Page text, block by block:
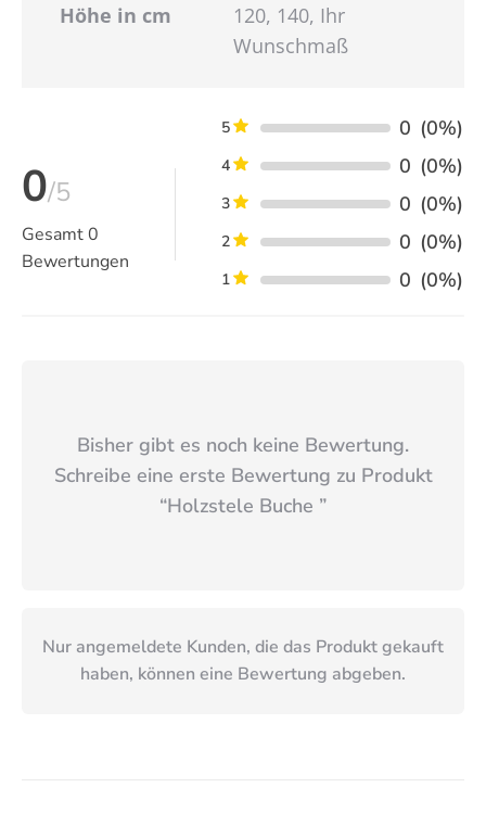
Höhe in cm
120, 140, Ihr
Wunschmaß
0/5
Gesamt0
Bewertungen
5 0 (0%)
4 0 (0%)
3 0 (0%)
2 0 (0%)
1 0 (0%)
Bisher gibt es noch keine Bewertung.
Schreibe eine erste Bewertung zu Produkt
“Holzstele Buche ”
Nur angemeldete Kunden, die das Produkt gekauft
haben, können eine Bewertung abgeben.